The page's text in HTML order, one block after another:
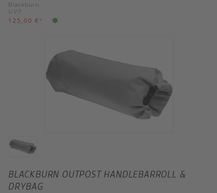
Blackburn
UVP
125,00 € *
BLACKBURN OUTPOST HANDLEBARROLL &
DRYBAG